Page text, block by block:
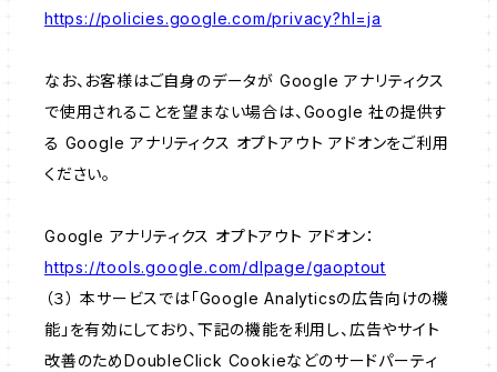
https://policies.google.com/privacy?hl=ja
なお、お客様はご自身のデータが Google アナリティクス
で使用されることを望まない場合は、Google 社の提供す
る Google アナリティクス オプトアウト アドオンをご利用
ください。
Google アナリティクス オプトアウト アドオン：
https://tools.google.com/dlpage/gaoptout
（３） 本サービスでは「Google Analyticsの広告向けの機
能」を有効にしており、下記の機能を利用し、広告やサイト
改善のためDoubleClick Cookieなどのサードパーティ